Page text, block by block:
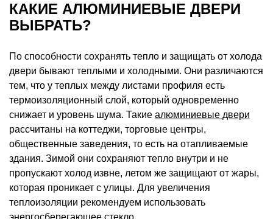
КАКИЕ АЛЮМИНИЕВЫЕ ДВЕРИ
ВЫБРАТЬ?
По способности сохранять тепло и защищать от холода
двери бывают теплыми и холодными. Они различаются
тем, что у теплых между листами профиля есть
термоизоляционный слой, который одновременно
снижает и уровень шума. Такие алюминиевые двери
рассчитаны на коттеджи, торговые центры,
общественные заведения, то есть на отапливаемые
здания. Зимой они сохраняют тепло внутри и не
пропускают холод извне, летом же защищают от жары,
которая проникает с улицы. Для увеличения
теплоизоляции рекомендуем использовать